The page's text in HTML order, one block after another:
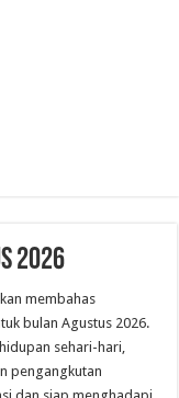
2026
membahas
bulan Agustus 2026.
sehari-hari,
pengangkutan